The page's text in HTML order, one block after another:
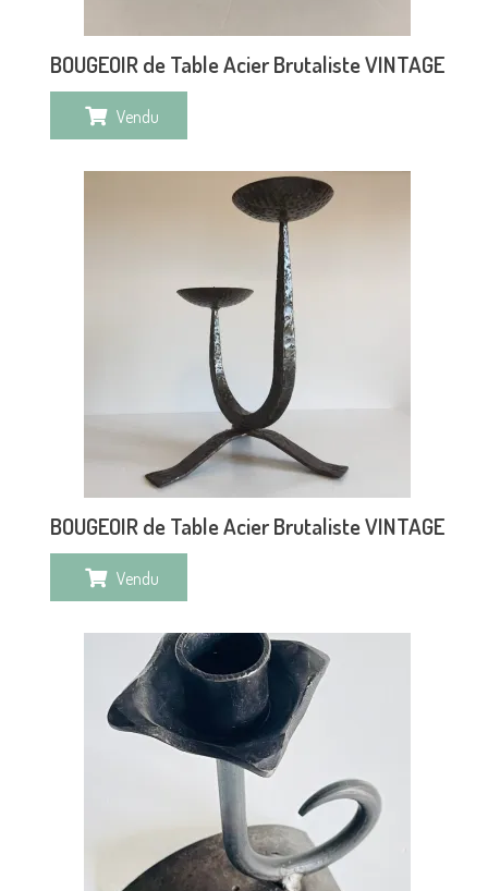
BOUGEOIR de Table Acier Brutaliste VINTAGE
Vendu
BOUGEOIR de Table Acier Brutaliste VINTAGE
Vendu